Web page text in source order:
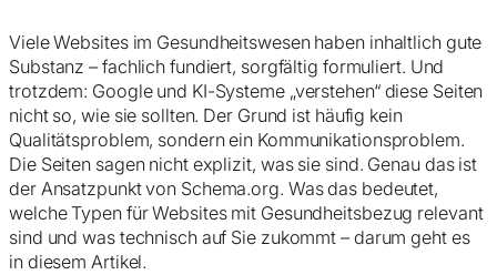
Viele Websites im Gesundheitswesen haben inhaltlich gute
Substanz – fachlich fundiert, sorgfältig formuliert. Und
trotzdem: Google und KI-Systeme „verstehen“ diese Seiten
nicht so, wie sie sollten. Der Grund ist häufig kein
Qualitätsproblem, sondern ein Kommunikationsproblem.
Die Seiten sagen nicht explizit, wassie sind. Genau das ist
der Ansatzpunkt von Schema.org. Was das bedeutet,
welche Typen für Websites mit Gesundheitsbezug relevant
sind und was technisch auf Sie zukommt – darum geht es
in diesem Artikel.